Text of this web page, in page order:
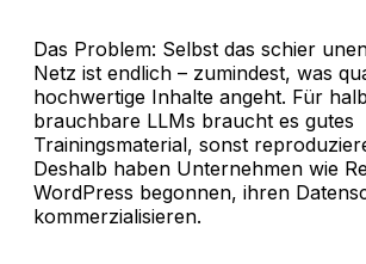
Das Problem: Selbst das schier
Netz ist endlich – zumindest, was
hochwertige Inhalte angeht. Für
brauchbare LLMs braucht es gutes
Trainingsmaterial, sonst
Deshalb haben Unternehmen wie
WordPress begonnen, ihren
kommerzialisieren.